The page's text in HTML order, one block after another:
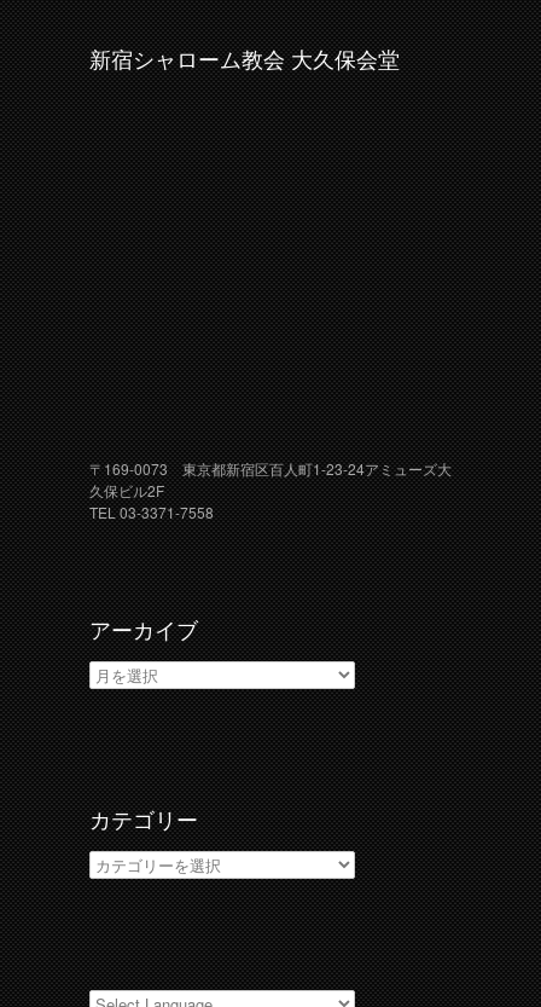
新宿シャローム教会 大久保会堂
〒169-0073 東京都新宿区百人町1-23-24アミューズ大
久保ビル2F
TEL 03-3371-7558
アーカイブ
ア
ー
カ
イ
ブ
カテゴリー
カ
テ
ゴ
リ
ー